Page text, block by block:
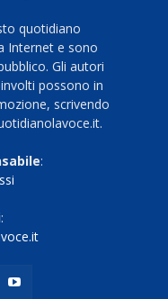
quotidiano
Internet e sono
Gli autori
possono in
scrivendo
:
: